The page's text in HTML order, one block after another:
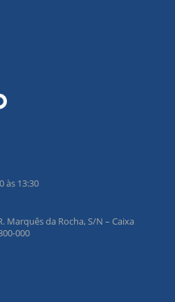
às 13:30
Marquês da Rocha, S/N – Caixa
000